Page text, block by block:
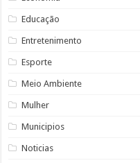
Educação
Entretenimento
Esporte
Meio Ambiente
Mulher
Municipios
Noticias